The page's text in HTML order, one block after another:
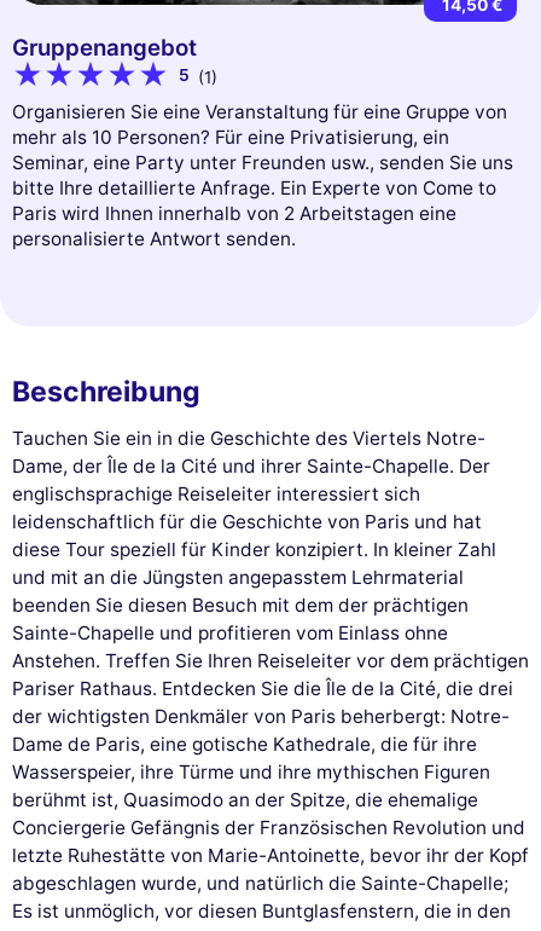
14,50 €
Gruppenangebot
5 (1)
Organisieren Sie eine Veranstaltung für eine Gruppe von
mehr als 10 Personen? Für eine Privatisierung, ein
Seminar, eine Party unter Freunden usw., senden Sie uns
bitte Ihre detaillierte Anfrage. Ein Experte von Come to
Paris wird Ihnen innerhalb von 2 Arbeitstagen eine
personalisierte Antwort senden.
Beschreibung
Tauchen Sie ein in die Geschichte des Viertels Notre-
Dame, der Île de la Cité und ihrer Sainte-Chapelle. Der
englischsprachige Reiseleiter interessiert sich
leidenschaftlich für die Geschichte von Paris und hat
diese Tour speziell für Kinder konzipiert. In kleiner Zahl
und mit an die Jüngsten angepasstem Lehrmaterial
beenden Sie diesen Besuch mit dem der prächtigen
Sainte-Chapelle und profitieren vom Einlass ohne
Anstehen. Treffen Sie Ihren Reiseleiter vor dem prächtigen
Pariser Rathaus. Entdecken Sie die Île de la Cité, die drei
der wichtigsten Denkmäler von Paris beherbergt: Notre-
Dame de Paris, eine gotische Kathedrale, die für ihre
Wasserspeier, ihre Türme und ihre mythischen Figuren
berühmt ist, Quasimodo an der Spitze, die ehemalige
Conciergerie Gefängnis der Französischen Revolution und
letzte Ruhestätte von Marie-Antoinette, bevor ihr der Kopf
abgeschlagen wurde, und natürlich die Sainte-Chapelle;
Es ist unmöglich, vor diesen Buntglasfenstern, die in den